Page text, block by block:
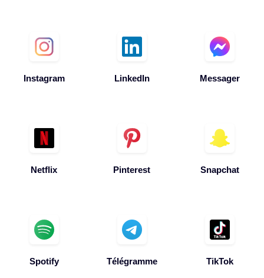
Instagram LinkedIn Messager
Netflix Pinterest Snapchat
Spotify Télégramme TikTok